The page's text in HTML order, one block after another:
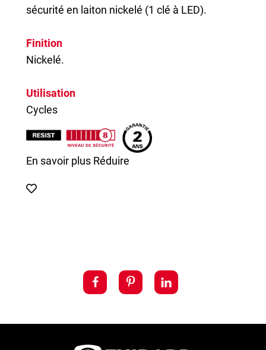
sécurité en laiton nickelé (1 clé à LED).
Finition
Nickelé.
Utilisation
Cycles
En savoir plus Réduire